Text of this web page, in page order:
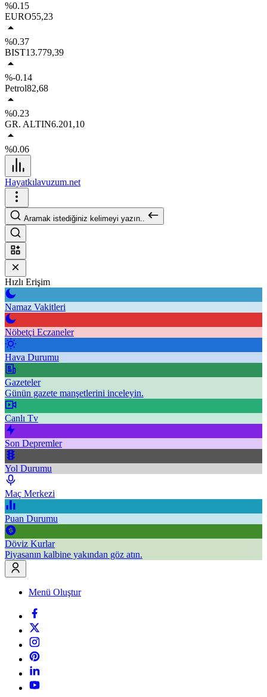
%0.15
EURO55,23
%0.37
BIST13.779,39
%-0.14
Petrol82,68
%0.23
GR. ALTIN6.201,10
%0.06
Hayatkılavuzum.net
Aramak istediğiniz kelimeyi yazın..
Hızlı Erişim
Namaz Vakitleri
Nöbetçi Eczaneler
Hava Durumu
Gazeteler
Günün gazete manşetlerini inceleyin.
Canlı Tv
Son Depremler
Yol Durumu
Maç Merkezi
Puan Durumu
Döviz Kurlar
Piyasanın kalbine yakından göz atın.
Menü Oluştur